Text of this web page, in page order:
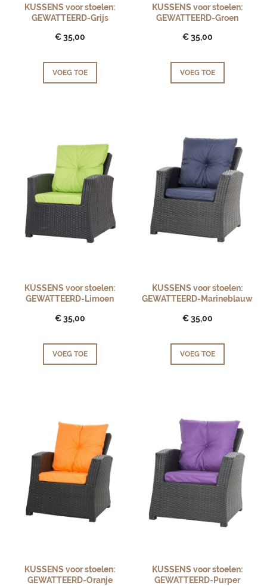
KUSSENS voor stoelen:
GEWATTEERD-Grijs
€ 35,00
VOEG TOE
KUSSENS voor stoelen:
GEWATTEERD-Groen
€ 35,00
VOEG TOE
KUSSENS voor stoelen:
GEWATTEERD-Limoen
€ 35,00
VOEG TOE
KUSSENS voor stoelen:
GEWATTEERD-Marineblauw
€ 35,00
VOEG TOE
KUSSENS voor stoelen:
GEWATTEERD-Oranje
KUSSENS voor stoelen:
GEWATTEERD-Purper